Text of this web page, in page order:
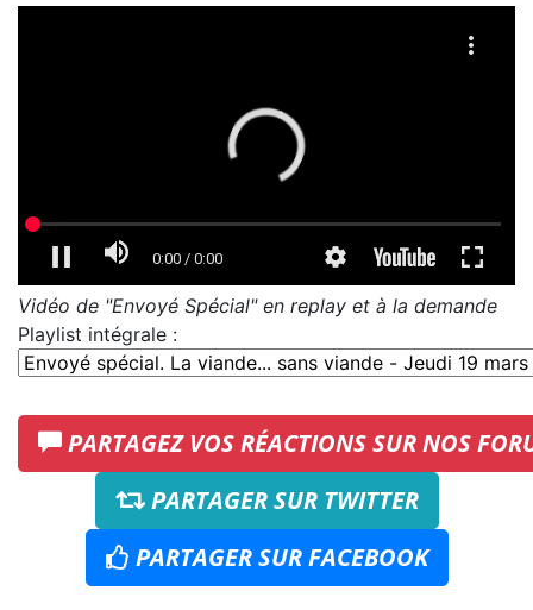
Vidéo de "Envoyé Spécial" en replay et à la demande
Playlist intégrale :
PARTAGEZ VOS RÉACTIONS SUR NOS
PARTAGER SUR TWITTER
PARTAGER SUR FACEBOOK